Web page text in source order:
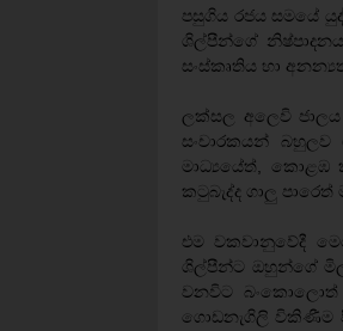
පසුගිය රජය සමයේ
ශිල්පීන්ගේ
සංස්කෘතිය හා
ලක්සල අලෙවි
සංචාරකයන් බහුලව
මාධ්‍යයේත්, කොළඹ
කටුබැද්ද ගාලු
එම වකවානුවේදී
ශිල්පීන්ට ඔහුන්ගේ
වනවිට
ගොඩනැගිලි විකිණීම